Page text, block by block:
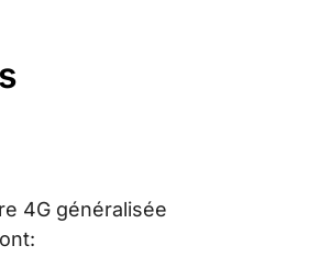
4G généralisée